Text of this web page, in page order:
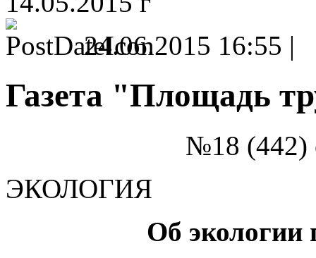
24.06.2015 16:55 |
Газета "Площадь
№18 (442)
ЭКОЛОГИЯ
Об экологии